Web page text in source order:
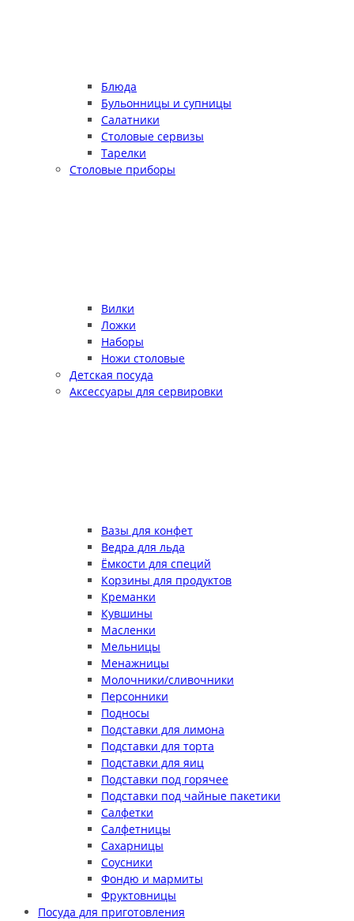
Блюда
Бульонницы и супницы
Салатники
Столовые сервизы
Тарелки
Столовые приборы
Вилки
Ложки
Наборы
Ножи столовые
Детская посуда
Аксессуары для сервировки
Вазы для конфет
Ведра для льда
Ёмкости для специй
Корзины для продуктов
Креманки
Кувшины
Масленки
Мельницы
Менажницы
Молочники/сливочники
Персонники
Подносы
Подставки для лимона
Подставки для торта
Подставки для яиц
Подставки под горячее
Подставки под чайные пакетики
Салфетки
Салфетницы
Сахарницы
Соусники
Фондю и мармиты
Фруктовницы
Посуда для приготовления